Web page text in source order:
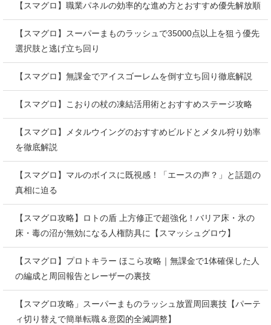
【スマグロ】職業パネルの効率的な進め方とおすすめ優先解放順
【スマグロ】スーパーまものラッシュで35000点以上を狙う優先
選択肢と逃げ立ち回り
【スマグロ】無課金でアイスゴーレムを倒す立ち回り徹底解説
【スマグロ】こおりの杖の凍結活用術とおすすめステージ攻略
【スマグロ】メタルウイングのおすすめビルドとメタル狩り効率
を徹底解説
【スマグロ】マルのボイスに既視感！「エースの声？」と話題の
真相に迫る
【スマグロ攻略】ロトの盾 上方修正で超強化！バリア床・氷の
床・毒の沼が無効になる人権防具に【スマッシュグロウ】
【スマグロ】プロトキラー ほこら攻略｜無課金で1体確保した人
の編成と周回報告とレーザーの裏技
【スマグロ攻略」スーパーまものラッシュ放置周回裏技【パーテ
ィ切り替えで簡単転職＆意図的全滅調整】